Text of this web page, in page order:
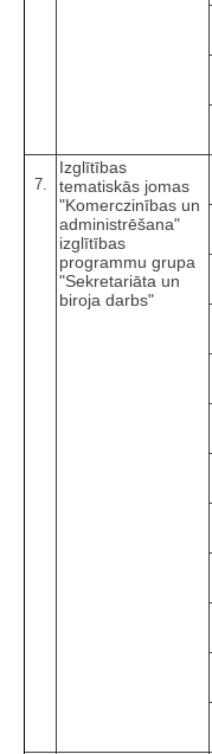
7.
Izglītības
tematiskās jomas
"Komerczinības un
administrēšana"
izglītības
programmu grupa
"Sekretariāta un
biroja darbs"